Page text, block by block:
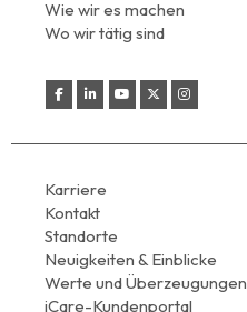
Wie wir es machen
Wo wir tätig sind
Karriere
Kontakt
Standorte
Neuigkeiten & Einblicke
Werte und Überzeugungen
iCare-Kundenportal